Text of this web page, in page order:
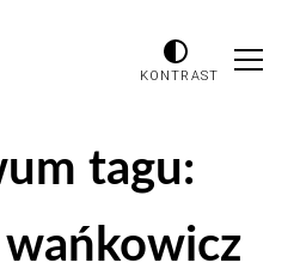
KONTRAST
tagu: